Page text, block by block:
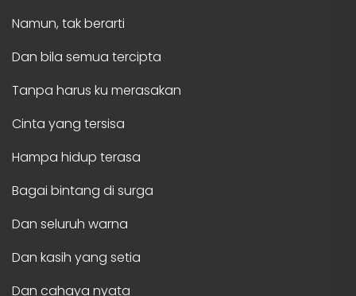
Namun, tak berarti
Dan bila semua tercipta
Tanpa harus ku merasakan
Cinta yang tersisa
Hampa hidup terasa
Bagai bintang di surga
Dan seluruh warna
Dan kasih yang setia
Dan cahaya nyata